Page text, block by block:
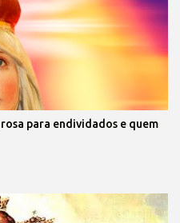
para endividados e quem